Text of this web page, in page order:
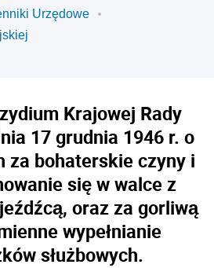
Urzędowe
Krajowej Rady
17 grudnia 1946 r. o
za bohaterskie czyny i
się w walce z
oraz za gorliwą
wypełnianie
służbowych.